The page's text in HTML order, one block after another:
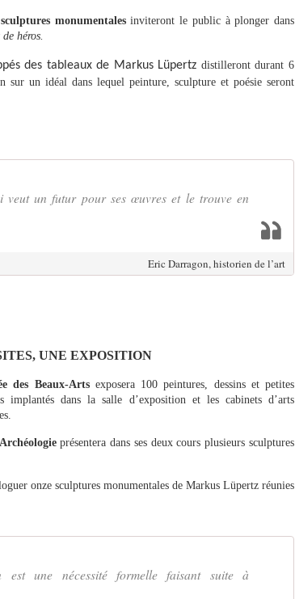
monumentalesinviteront le public à plonger dans
héros.
des tableaux de Markus Lüpertz distilleront durant 6
un idéal dans lequel peinture, sculpture et poésie seront
veut un futur pour ses œuvres et le trouve en
Eric Darragon, historien de l’art
UNE EXPOSITION
des Beaux-Artsexposera 100 peintures, dessins et petites
implantés dans la salle d’exposition et les cabinets d’arts
présentera dans ses deux cours plusieurs sculptures
onze sculptures monumentales de Markus Lüpertz réunies
une nécessité formelle faisant suite à